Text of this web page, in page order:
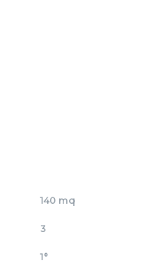
140 mq
3
1°